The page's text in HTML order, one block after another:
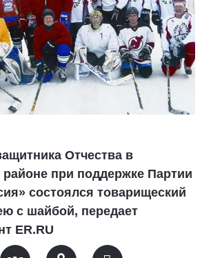
Отчества в
при поддержке Партии
состоялся товарищеский
с шайбой, передает
ER.RU